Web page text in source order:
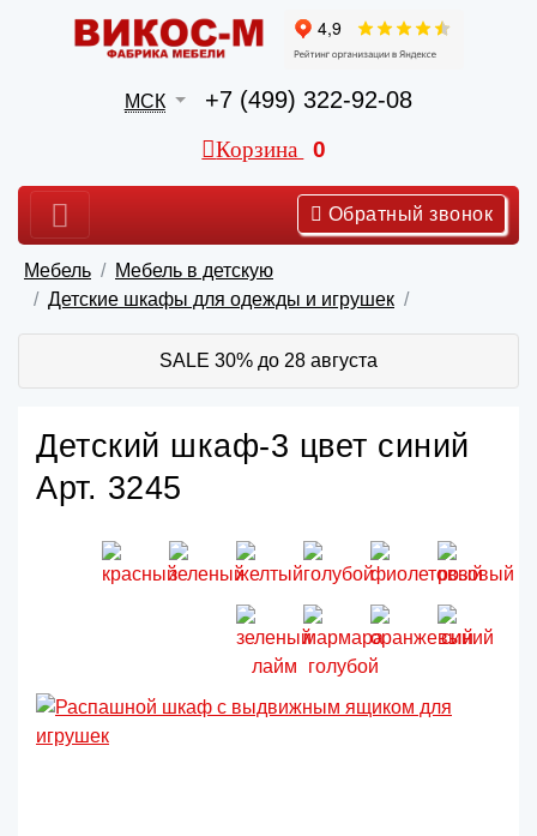
МСК +7 (499) 322-92-08
Корзина 0
Обратный звонок
Мебель
Мебель в детскую
Детские шкафы для одежды и игрушек
SALE 30% до 28 августа
Детский шкаф-3 цвет синий
Арт. 3245